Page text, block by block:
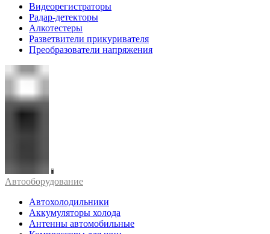
Видеорегистраторы
Радар-детекторы
Алкотестеры
Разветвители прикуривателя
Преобразователи напряжения
Автооборудование
Автохолодильники
Аккумуляторы холода
Антенны автомобильные